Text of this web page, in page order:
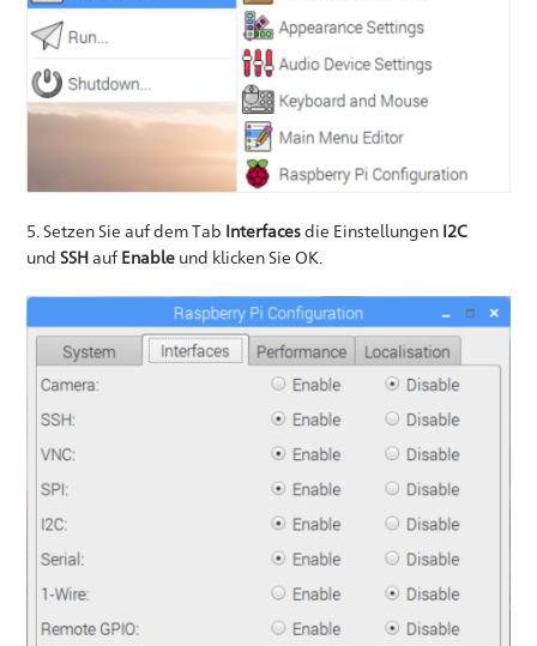
5. Setzen Sie auf dem Tab Interfacesdie Einstellungen I2C
undSSHauf Enable und klicken Sie OK.